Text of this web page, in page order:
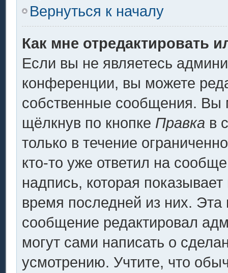
Вернуться к началу
Как мне отредактировать
Если вы не являетесь
конференции, вы можете
собственные сообщения. Вы
щёлкнув по кнопке Правка в
только в течение
кто-то уже ответил на
надпись, которая
время последней из них.
сообщение редактировал
могут сами написать о
усмотрению. Учтите, что